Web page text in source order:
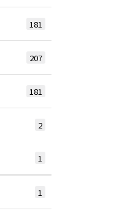
181
207
181
2
1
1